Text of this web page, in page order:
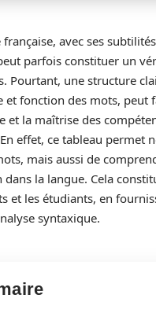
avec ses
parfois constituer un
Pourtant, une structure
et fonction des mots, peut
et la maîtrise des
effet, ce tableau permet
mais aussi de
la langue. Cela
et les étudiants, en
syntaxique.